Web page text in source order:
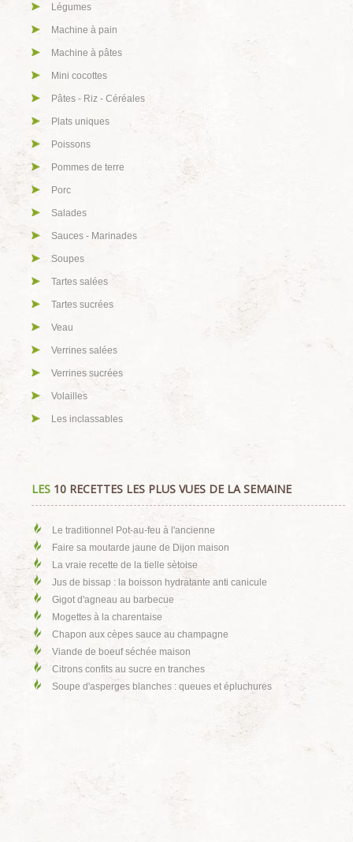
Légumes
Machine à pain
Machine à pâtes
Mini cocottes
Pâtes - Riz - Céréales
Plats uniques
Poissons
Pommes de terre
Porc
Salades
Sauces - Marinades
Soupes
Tartes salées
Tartes sucrées
Veau
Verrines salées
Verrines sucrées
Volailles
Les inclassables
LES 10 RECETTES LES PLUS VUES DE LA SEMAINE
Le traditionnel Pot-au-feu à l'ancienne
Faire sa moutarde jaune de Dijon maison
La vraie recette de la tielle sètoise
Jus de bissap : la boisson hydratante anti canicule
Gigot d'agneau au barbecue
Mogettes à la charentaise
Chapon aux cèpes sauce au champagne
Viande de boeuf séchée maison
Citrons confits au sucre en tranches
Soupe d'asperges blanches : queues et épluchures